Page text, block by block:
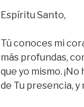
Espíritu Santo,
Tú conoces mi
más profundas,
que yo mismo.
de Tu presencia,